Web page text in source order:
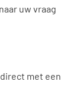
uw vraag
met een